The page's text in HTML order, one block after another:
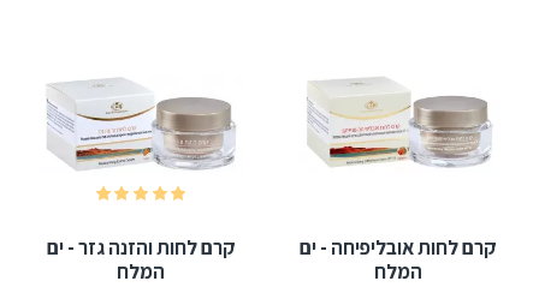
קרם לחות אובליפיחה - ים
המלח
קרם לחות והזנה גזר - ים
המלח